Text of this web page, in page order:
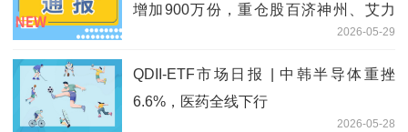
增加900万份，重仓股百济神州、艾力
2026-05-29
QDII-ETF市场日报 | 中韩半导体重挫
6.6%，医药全线下行
2026-05-28